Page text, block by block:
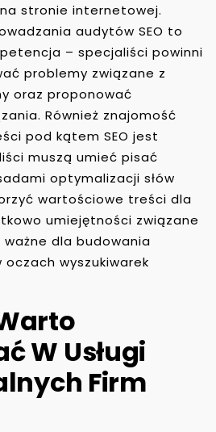
stronie internetowej.
audytów SEO to
– specjaliści powinni
problemy związane z
oraz proponować
Również znajomość
pod kątem SEO jest
muszą umieć pisać
optymalizacji słów
wartościowe treści dla
umiejętności związane
dla budowania
wyszukiwarek
W Usługi
Firm